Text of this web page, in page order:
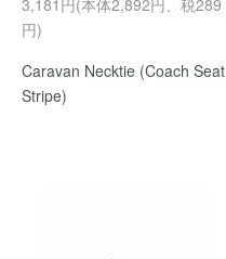
円)
Caravan Necktie (Coach Seat
Stripe)